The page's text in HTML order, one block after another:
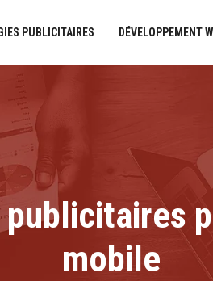
PUBLICITAIRES DÉVELOPPEMENT
mobile